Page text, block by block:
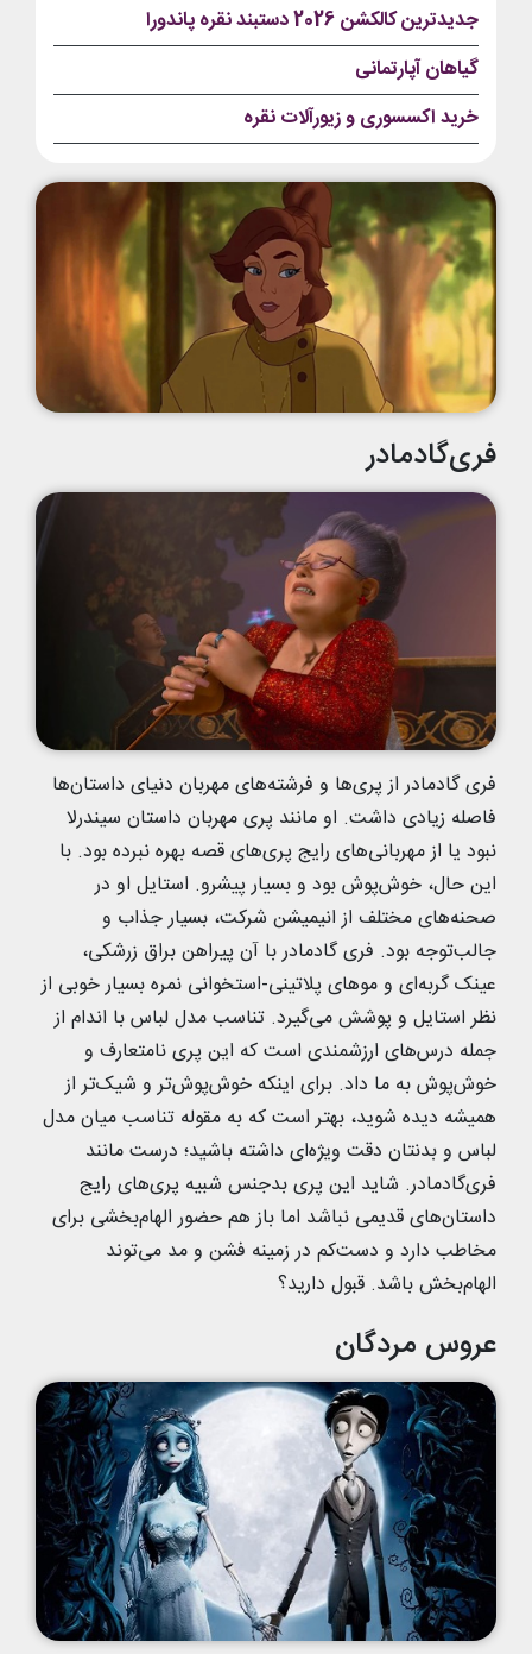
جدیدترین کالکشن 2026 دستبند نقره پاندورا
گیاهان آپارتمانی
خرید اکسسوری و زیورآلات نقره
فری‌گادمادر
فری‌ گادمادر از پری‌ها و فرشته‌های مهربان دنیای داستان‌ها
فاصله زیادی داشت. او مانند پری مهربان داستان سیندرلا
نبود یا از مهربانی‌های رایج پری‌های قصه بهره نبرده بود. با
این حال، خوش‌پوش بود و بسیار پیشرو. استایل او در
صحنه‌های مختلف از انیمیشن شرکت، بسیار جذاب و
جالب‌توجه بود. فری گادمادر با آن پیراهن براق زرشکی،
عینک گربه‌ای و موهای پلاتینی-استخوانی نمره بسیار خوبی از
نظر استایل و پوشش می‌گیرد. تناسب مدل لباس با اندام از
جمله درس‌های ارزشمندی است که این پری نامتعارف و
خوش‌پوش به ما داد. برای اینکه خوش‌پوش‌تر و شیک‌تر از
همیشه دیده شوید، بهتر است که به مقوله تناسب میان مدل
لباس و بدنتان دقت ویژه‌ای داشته باشید؛ درست مانند
فری‌گادمادر. شاید این پری بدجنس شبیه پری‌های رایج
داستان‌های قدیمی نباشد اما باز هم حضور الهام‌بخشی برای
مخاطب دارد و دست‌کم در زمینه فشن و مد می‌توند
الهام‌بخش باشد. قبول دارید؟
عروس مردگان